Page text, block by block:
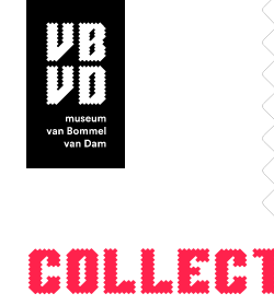
museum van Bommel van